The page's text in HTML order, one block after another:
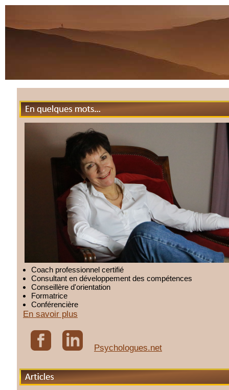
En quelques mots
Coach professionnel certifié
Consultant en développement des compétences
Conseillère d'orientation
Formatrice
Conférencière
En savoir plus
Psychologues.net
Articles